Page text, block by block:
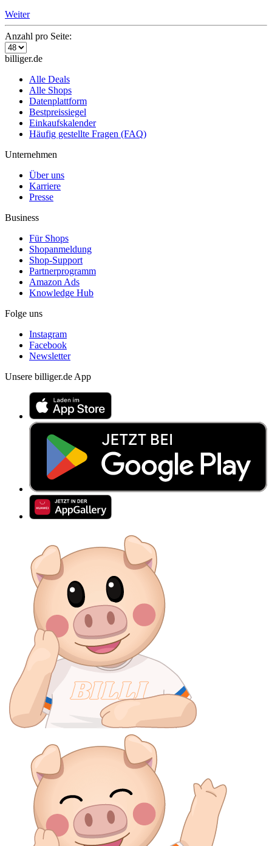
Weiter
Anzahl pro Seite:
billiger.de
Alle Deals
Alle Shops
Datenplattform
Bestpreissiegel
Einkaufskalender
Häufig gestellte Fragen (FAQ)
Unternehmen
Über uns
Karriere
Presse
Business
Für Shops
Shopanmeldung
Shop-Support
Partnerprogramm
Amazon Ads
Knowledge Hub
Folge uns
Instagram
Facebook
Newsletter
Unsere billiger.de App